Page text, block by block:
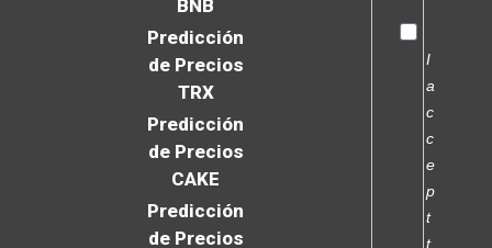
BNB
Predicción
de Precios
TRX
Predicción
de Precios
CAKE
Predicción
de Precios
I
a
c
c
e
p
t
t